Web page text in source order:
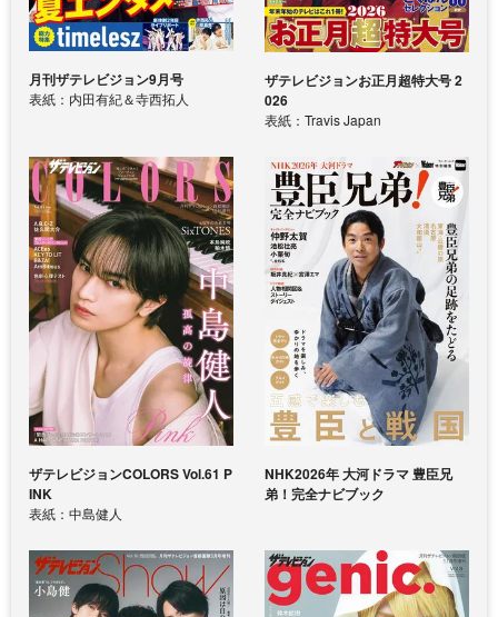
月刊ザテレビジョン9月号
表紙：内田有紀＆寺西拓人
ザテレビジョンお正月超特大号 2
026
表紙：Travis Japan
ザテレビジョンCOLORS Vol.61 P
INK
表紙：中島健人
NHK2026年 大河ドラマ 豊臣兄
弟！完全ナビブック